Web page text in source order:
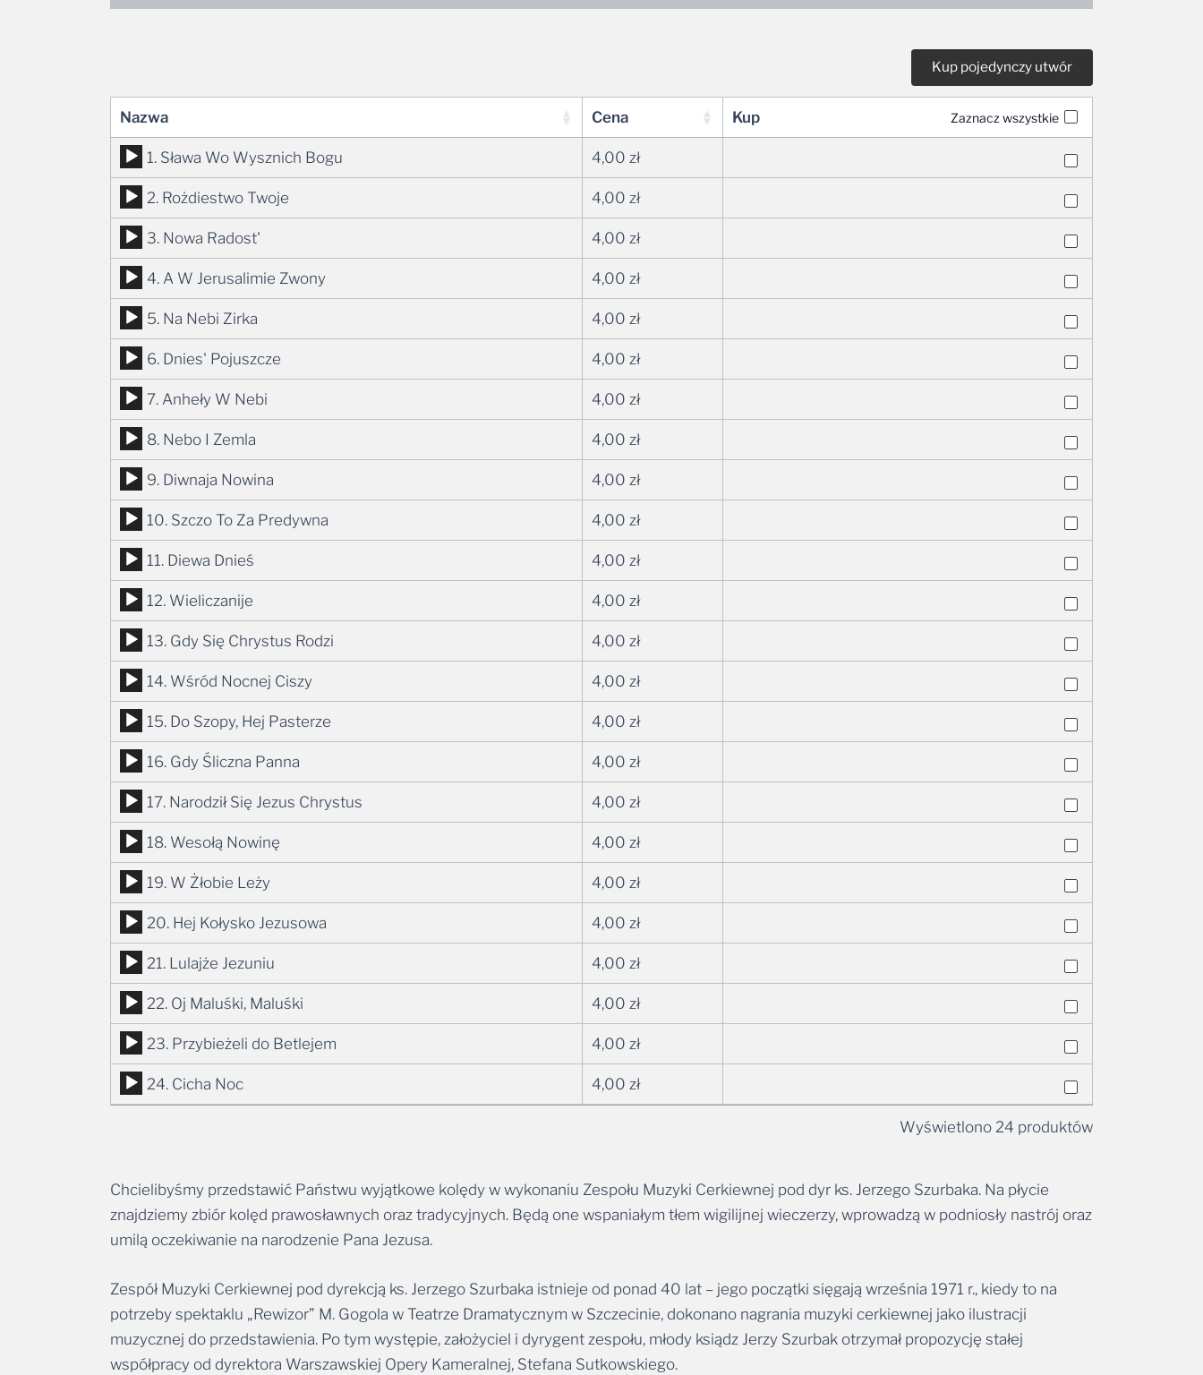
Nazwa Cena Kup Zaznacz wszystkie
Odtwarzacz
plików
dźwiękowych
1. Sława Wo Wysznich Bogu 4,00 zł
Odtwarzacz
plików
dźwiękowych
2. Rożdiestwo Twoje 4,00 zł
Odtwarzacz
plików
dźwiękowych
3. Nowa Radost' 4,00 zł
Odtwarzacz
plików
dźwiękowych
4. A W Jerusalimie Zwony 4,00 zł
Odtwarzacz
plików
dźwiękowych
5. Na Nebi Zirka 4,00 zł
Odtwarzacz
plików
dźwiękowych
6. Dnies' Pojuszcze 4,00 zł
Odtwarzacz
plików
dźwiękowych
7. Anheły W Nebi 4,00 zł
Odtwarzacz
plików
dźwiękowych
8. Nebo I Zemla 4,00 zł
Odtwarzacz
plików
dźwiękowych
9. Diwnaja Nowina 4,00 zł
Odtwarzacz
plików
dźwiękowych
10. Szczo To Za Predywna 4,00 zł
Odtwarzacz
plików
dźwiękowych
11. Diewa Dnieś 4,00 zł
Odtwarzacz
plików
dźwiękowych
12. Wieliczanije 4,00 zł
Odtwarzacz
plików
dźwiękowych
13. Gdy Się Chrystus Rodzi 4,00 zł
Odtwarzacz
plików
dźwiękowych
14. Wśród Nocnej Ciszy 4,00 zł
Odtwarzacz
plików
dźwiękowych
15. Do Szopy, Hej Pasterze 4,00 zł
Odtwarzacz
plików
dźwiękowych
16. Gdy Śliczna Panna 4,00 zł
Odtwarzacz
plików
dźwiękowych
17. Narodził Się Jezus Chrystus 4,00 zł
Odtwarzacz
plików
dźwiękowych
18. Wesołą Nowinę 4,00 zł
Odtwarzacz
plików
dźwiękowych
19. W Żłobie Leży 4,00 zł
Odtwarzacz
plików
dźwiękowych
20. Hej Kołysko Jezusowa 4,00 zł
Odtwarzacz
plików
dźwiękowych
21. Lulajże Jezuniu 4,00 zł
Odtwarzacz
plików
dźwiękowych
22. Oj Maluśki, Maluśki 4,00 zł
Odtwarzacz
plików
dźwiękowych
23. Przybieżeli do Betlejem 4,00 zł
Odtwarzacz
plików
24. Cicha Noc 4,00 zł
Wyświetlono 24 produktów
Chcielibyśmy przedstawić Państwu wyjątkowe kolędy w wykonaniu Zespołu Muzyki Cerkiewnej pod dyr ks. Jerzego Szurbaka. Na płycie
znajdziemy zbiór kolęd prawosławnych oraz tradycyjnych. Będą one wspaniałym tłem wigilijnej wieczerzy, wprowadzą w podniosły nastrój oraz
umilą oczekiwanie na narodzenie Pana Jezusa.
Zespół Muzyki Cerkiewnej pod dyrekcją ks. Jerzego Szurbaka istnieje od ponad 40 lat – jego początki sięgają września 1971 r., kiedy to na
potrzeby spektaklu „Rewizor” M. Gogola w Teatrze Dramatycznym w Szczecinie, dokonano nagrania muzyki cerkiewnej jako ilustracji
muzycznej do przedstawienia. Po tym występie, założyciel i dyrygent zespołu, młody ksiądz Jerzy Szurbak otrzymał propozycję stałej
współpracy od dyrektora Warszawskiej Opery Kameralnej, Stefana Sutkowskiego.